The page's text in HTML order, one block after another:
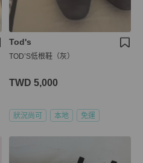
Tod's
TOD’S低根鞋（灰）
TWD 5,000
狀況尚可 本地 免運